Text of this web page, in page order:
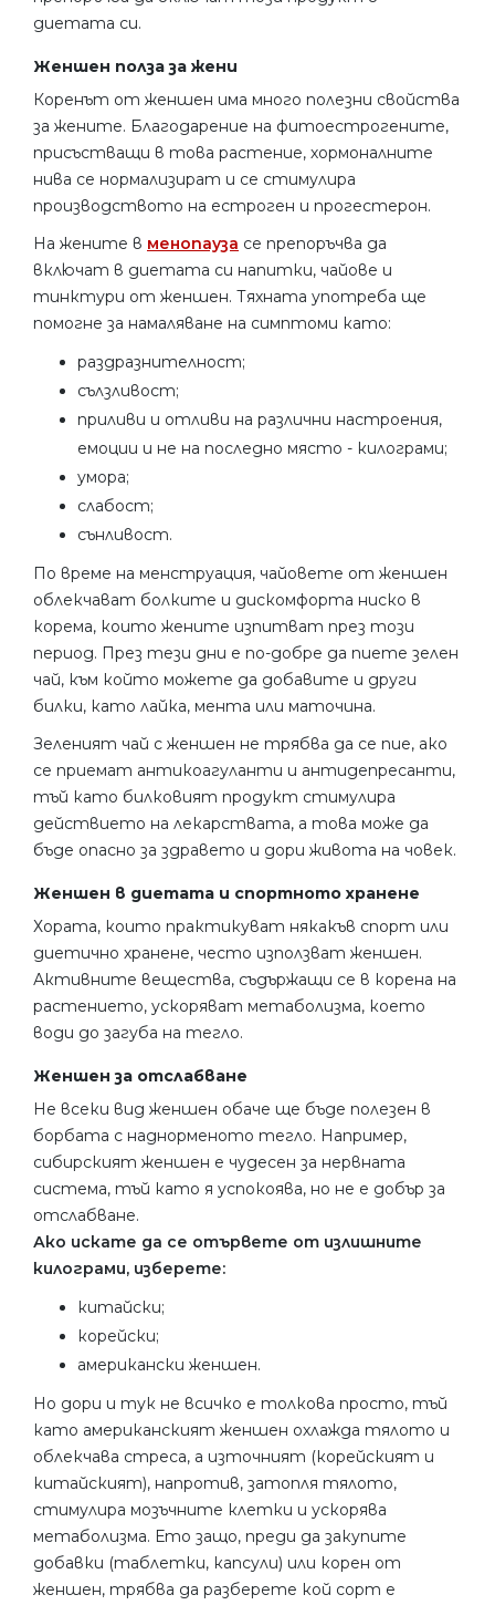
диетата си.
Женшен полза за жени
Коренът от женшен има много полезни свойства
за жените. Благодарение на фитоестрогените,
присъстващи в това растение, хормоналните
нива се нормализират и се стимулира
производството на естроген и прогестерон.
На жените в менопауза се препоръчва да
включат в диетата си напитки, чайове и
тинктури от женшен. Тяхната употреба ще
помогне за намаляване на симптоми като:
раздразнителност;
сълзливост;
приливи и отливи на различни настроения,
емоции и не на последно място - килограми;
умора;
слабост;
сънливост.
По време на менструация, чайовете от женшен
облекчават болките и дискомфорта ниско в
корема, които жените изпитват през този
период. През тези дни е по-добре да пиете зелен
чай, към който можете да добавите и други
билки, като лайка, мента или маточина.
Зеленият чай с женшен не трябва да се пие, ако
се приемат антикоагуланти и антидепресанти,
тъй като билковият продукт стимулира
действието на лекарствата, а това може да
бъде опасно за здравето и дори живота на човек.
Женшен в диетата и спортното хранене
Хората, които практикуват някакъв спорт или
диетично хранене, често използват женшен.
Активните вещества, съдържащи се в корена на
растението, ускоряват метаболизма, което
води до загуба на тегло.
Женшен за отслабване
Не всеки вид женшен обаче ще бъде полезен в
борбата с наднорменото тегло. Например,
сибирският женшен е чудесен за нервната
система, тъй като я успокоява, но не е добър за
отслабване.
Ако искате да се отървете от излишните
килограми, изберете:
китайски;
корейски;
американски женшен.
Но дори и тук не всичко е толкова просто, тъй
като американският женшен охлажда тялото и
облекчава стреса, а източният (корейският и
китайският), напротив, затопля тялото,
стимулира мозъчните клетки и ускорява
метаболизма. Ето защо, преди да закупите
добавки (таблетки, капсули) или корен от
женшен, трябва да разберете кой сорт е